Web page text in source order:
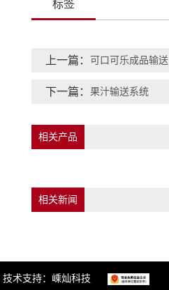
标签
上一篇： 可口可乐成品输送
下一篇： 果汁输送系统
相关产品
相关新闻
技术支持： 嵊灿科技